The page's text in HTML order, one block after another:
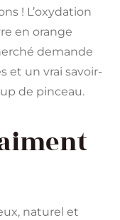
! L’oxydation
en orange
demande
et un vrai savoir-
de pinceau.
naturel et